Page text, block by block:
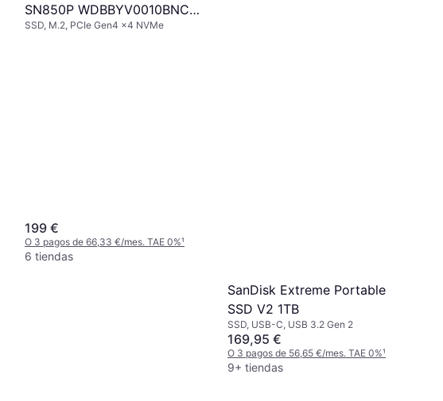
SN850P WDBBYV0010BNC-
WRSN 1TB
SSD, M.2, PCIe Gen4 x4 NVMe
199 €
O 3 pagos de 66,33 €/mes. TAE 0%¹
6 tiendas
SanDisk Extreme Portable
SSD V2 1TB
SSD, USB-C, USB 3.2 Gen 2
169,95 €
O 3 pagos de 56,65 €/mes. TAE 0%¹
9+ tiendas